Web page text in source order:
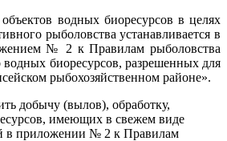
водных биоресурсов в целях
рыболовства устанавливается в
№ 2 к Правилам рыболовства
биоресурсов, разрешенных для
рыбохозяйственном районе».
добычу (вылов), обработку,
имеющих в свежем виде
в приложении № 2 к Правилам